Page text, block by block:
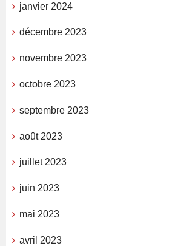
janvier 2024
décembre 2023
novembre 2023
octobre 2023
septembre 2023
août 2023
juillet 2023
juin 2023
mai 2023
avril 2023